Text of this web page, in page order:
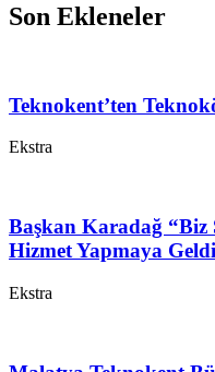
Son Ekleneler
Teknokent’ten
Ekstra
Başkan Karadağ “Biz
Hizmet Yapmaya
Ekstra